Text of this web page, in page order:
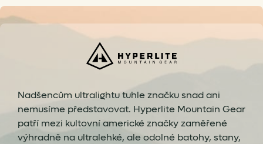
Nadšencům ultralightu tuhle značku snad ani
nemusíme představovat. Hyperlite Mountain Gear
patří mezi kultovní americké značky zaměřené
výhradně na ultralehké, ale odolné batohy, stany,